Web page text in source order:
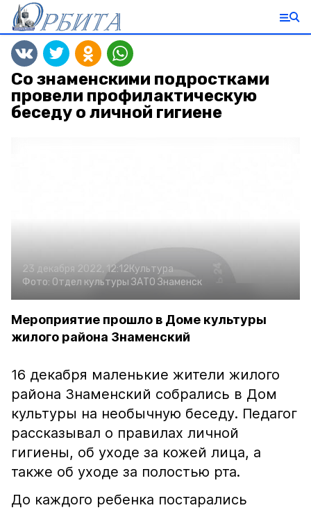
Со знаменскими подростками
провели профилактическую
беседу о личной гигиене
23 декабря 2022, 12:12Культура
Фото: Отдел культуры ЗАТО Знаменск
Мероприятие прошло в Доме культуры
жилого района Знаменский
16 декабря маленькие жители жилого
района Знаменский собрались в Дом
культуры на необычную беседу. Педагог
рассказывал о правилах личной
гигиены, об уходе за кожей лица, а
также об уходе за полостью рта.
До каждого ребенка постарались